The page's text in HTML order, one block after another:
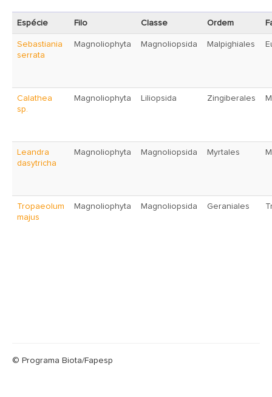
Espécie Filo Classe Ordem
Sebastiania
serrata
Magnoliophyta Magnoliopsida Malpighiales
Calathea
sp.
Magnoliophyta Liliopsida Zingiberales
Leandra
dasytricha
Magnoliophyta Magnoliopsida Myrtales
Tropaeolum
majus
Magnoliophyta Magnoliopsida Geraniales
© Programa Biota/Fapesp